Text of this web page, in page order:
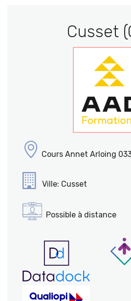
Cusset
Cours Annet Arloing
Ville: Cusset
Possible à distance